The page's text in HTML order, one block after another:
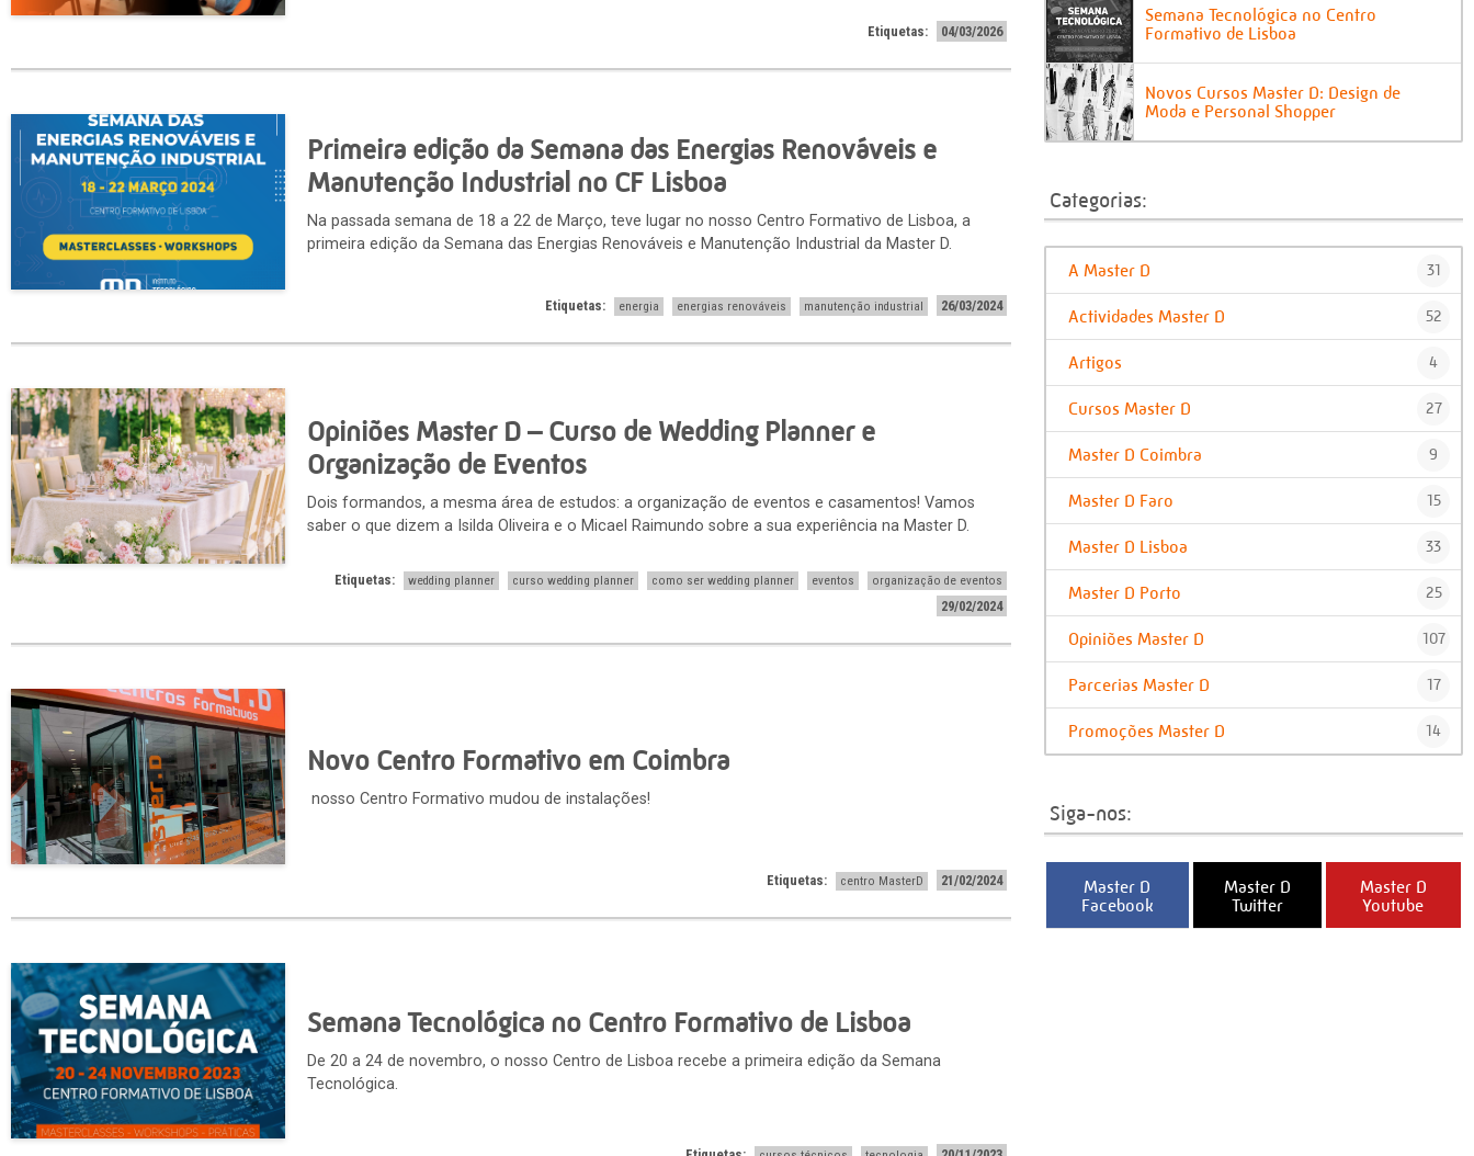
Etiquetas: 04/03/2026
Primeira edição da Semana das Energias Renováveis e
Manutenção Industrial no CF Lisboa
Na passada semana de 18 a 22 de Março, teve lugar no nosso Centro Formativo de Lisboa, a
primeira edição da Semana das Energias Renováveis e Manutenção Industrial da Master D.
Etiquetas: energia energias renováveis manutenção industrial 26/03/2024
Opiniões Master D – Curso de Wedding Planner e
Organização de Eventos
Dois formandos, a mesma área de estudos: a organização de eventos e casamentos! Vamos
saber o que dizem a Isilda Oliveira e o Micael Raimundo sobre a sua experiência na Master D.
Etiquetas: wedding planner curso wedding planner como ser wedding planner eventos organização de eventos
29/02/2024
Novo Centro Formativo em Coimbra
nosso Centro Formativo mudou de instalações!
Etiquetas: centro MasterD 21/02/2024
Semana Tecnológica no Centro Formativo de Lisboa
De 20 a 24 de novembro, o nosso Centro de Lisboa recebe a primeira edição da Semana
Tecnológica.
Semana Tecnológica no Centro
Formativo de Lisboa
Novos Cursos Master D: Design de
Moda e Personal Shopper
Categorias:
A Master D 31
Actividades Master D 52
Artigos 4
Cursos Master D 27
Master D Coimbra 9
Master D Faro 15
Master D Lisboa 33
Master D Porto 25
Opiniões Master D 107
Parcerias Master D 17
Promoções Master D 14
Siga-nos:
Master D
Facebook
Master D
Twitter
Master D
Youtube